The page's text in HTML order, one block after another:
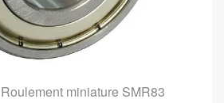
Roulement miniature SMR83